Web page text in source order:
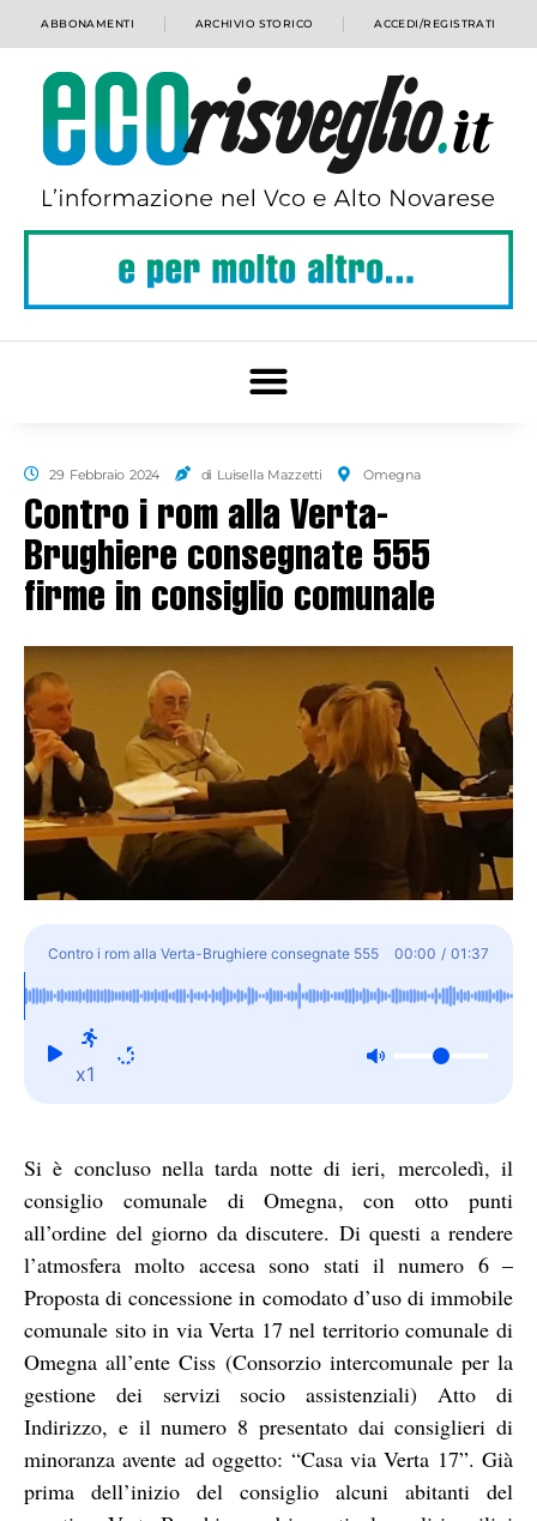
ABBONAMENTI ARCHIVIO STORICO ACCEDI/REGISTRATI
29 Febbraio 2024 di Luisella Mazzetti Omegna
Contro i rom alla Verta-
Brughiere consegnate 555
firme in consiglio comunale
Contro i rom alla Verta-Brughiere consegnate 555
firme in consiglio comunale
00:00 / 01:37
x1
Si è concluso nella tarda notte di ieri, mercoledì, il
consiglio comunale di Omegna, con otto punti
all’ordine del giorno da discutere. Di questi a rendere
l’atmosfera molto accesa sono stati il numero 6 –
Proposta di concessione in comodato d’uso di immobile
comunale sito in via Verta 17 nel territorio comunale di
Omegna all’ente Ciss (Consorzio intercomunale per la
gestione dei servizi socio assistenziali) Atto di
Indirizzo, e il numero 8 presentato dai consiglieri di
minoranza avente ad oggetto: “Casa via Verta 17”. Già
prima dell’inizio del consiglio alcuni abitanti del